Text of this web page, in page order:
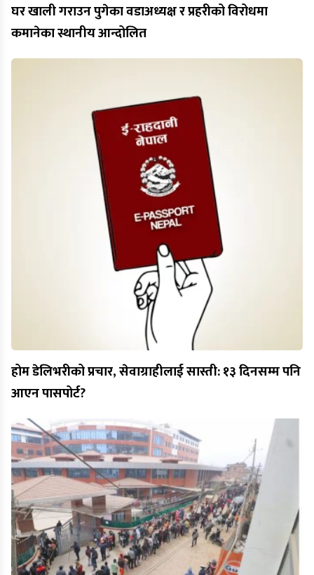
घर खाली गराउन पुगेका वडाअध्यक्ष र प्रहरीको विरोधमा
कमानेका स्थानीय आन्दोलित
होम डेलिभरीको प्रचार, सेवाग्राहीलाई सास्ती: १३ दिनसम्म पनि
आएन पासपोर्ट?